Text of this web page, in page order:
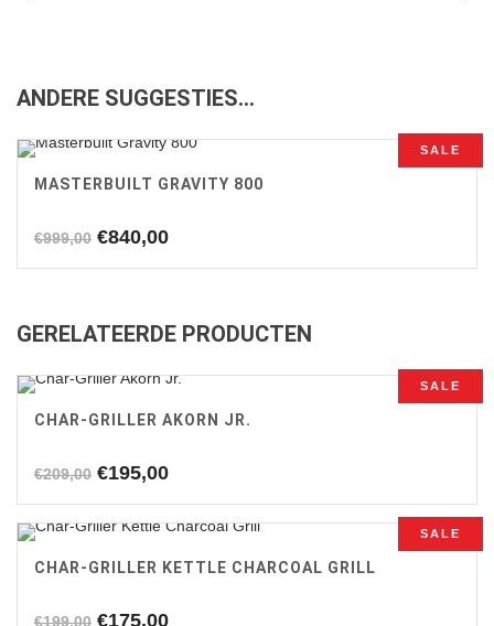
ANDERE SUGGESTIES…
SALE
MASTERBUILT GRAVITY 800
€999,00 Oorspronkelijke
€840,00Huidige
GERELATEERDE PRODUCTEN
SALE
CHAR-GRILLER AKORN JR.
€209,00 Oorspronkelijke
was:
€195,00Huidige
is:
SALE
CHAR-GRILLER KETTLE CHARCOAL GRILL
€199,00 Oorspronkelijke
€175,00Huidige